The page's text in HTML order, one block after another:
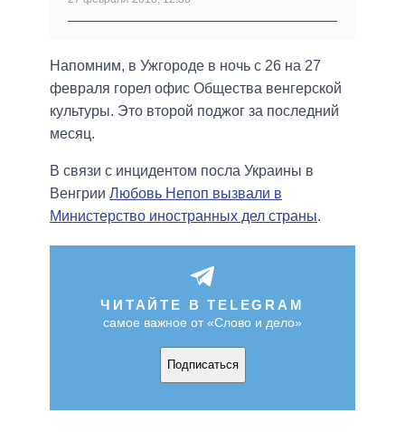
Напомним, в Ужгороде в ночь с 26 на 27
февраля горел офис Общества венгерской
культуры. Это второй поджог за последний
месяц.
В связи с инцидентом посла Украины в
Венгрии Любовь Непоп вызвали в
Министерство иностранных дел страны.
ЧИТАЙТЕ В TELEGRAM
самое важное от «Слово и дело»
Подписаться